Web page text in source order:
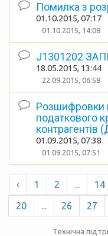
Помилка з
01.10.2015, 07:17
01.10.2015, 14:08
J1301202
18.05.2015, 13:44
22.09.2015, 06:58
Розшифровки
податкового
контрагентів
01.09.2015, 07:38
01.09.2015, 07:51
‹ 1 2 ... 14
20
... 26 27
Технічна